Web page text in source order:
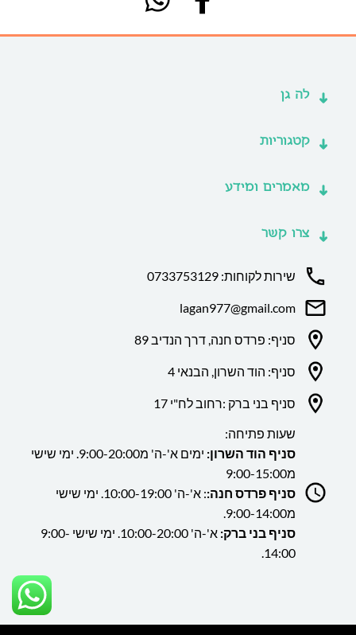
לה גן
קטגוריות
מאמרים ומידע
צרו קשר
שירות לקוחות: 0733753129
lagan977@gmail.com
סניף: פרדס חנה, דרך הנדיב 89
סניף: הוד השרון, הבנאי 4
סניף בני ברק :רחוב לח"י 17
שעות פתיחה:
סניף הוד השרון:
ימים א'-ה' מ9:00-20:00. ימי שישי
מ9:00-15:00
סניף פרדס חנה:
: א'-ה' 10:00-19:00. ימי שישי
מ9:00-14:00.
סניף בני ברק:
א'-ה' 10:00-20:00. ימי שישי 9:00-
14:00.